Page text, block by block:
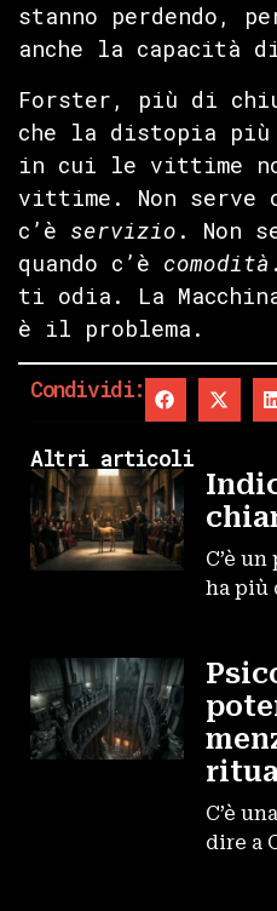
stanno perdendo,
anche la capacità
Forster, più di
che la distopia
in cui le vittime
vittime. Non serve
c’è servizio . Non
quando c’è comodità
ti odia. La
è il problema.
Condividi:
Altri articoli
C’è
ha più
C’è
dire a